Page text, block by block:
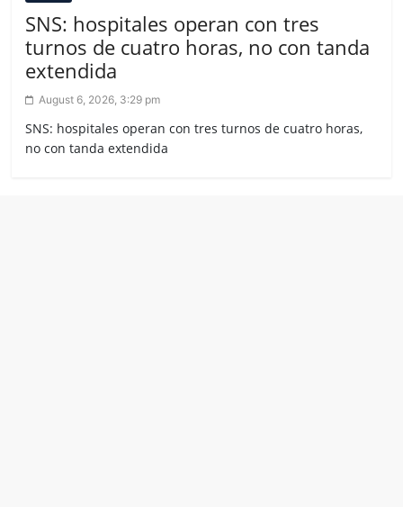
SNS: hospitales operan con tres
turnos de cuatro horas, no con tanda
extendida
August 6, 2026, 3:29 pm
SNS: hospitales operan con tres turnos de cuatro horas,
no con tanda extendida